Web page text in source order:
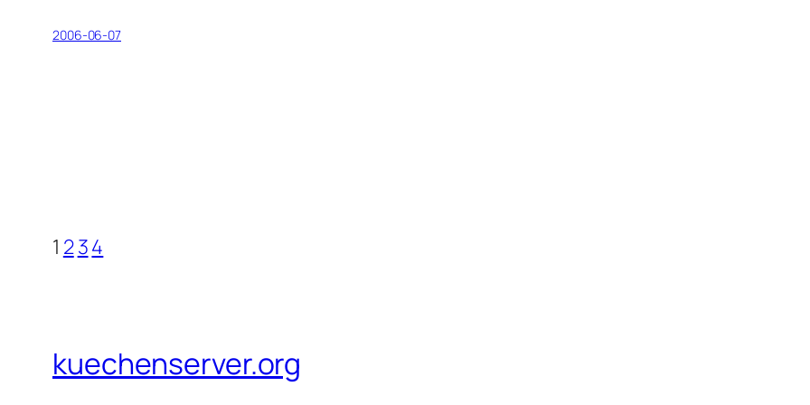
2006-06-07
1 234
kuechenserver.org